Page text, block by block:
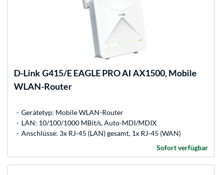
D-LinkG415/E EAGLE PRO AI AX1500, Mobile
WLAN-Router
Gerätetyp: Mobile WLAN-Router
LAN: 10/100/1000 MBit/s, Auto-MDI/MDIX
Anschlüsse: 3x RJ-45 (LAN) gesamt, 1x RJ-45 (WAN)
Sofort verfügbar